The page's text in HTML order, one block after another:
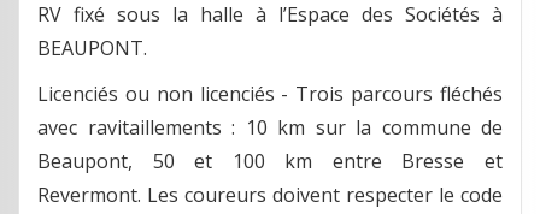
RV fixé sous la halle à l’Espace des Sociétés à
BEAUPONT.
Licenciés ou non licenciés - Trois parcours fléchés
avec ravitaillements : 10 km sur la commune de
Beaupont, 50 et 100 km entre Bresse et
Revermont. Les coureurs doivent respecter le code